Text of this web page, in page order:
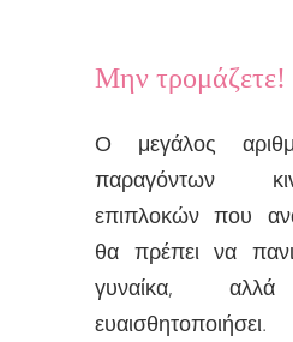
Mην τρομάζετε!
Ο μεγάλος
παραγόντων
επιπλοκών που
θα πρέπει να
γυναίκα,